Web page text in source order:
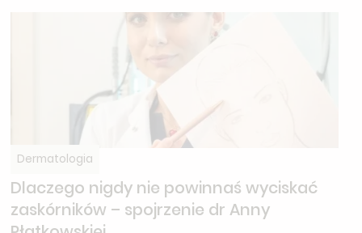
Dermatologia
Dlaczego nigdy nie powinnaś wyciskać
zaskórników – spojrzenie dr Anny